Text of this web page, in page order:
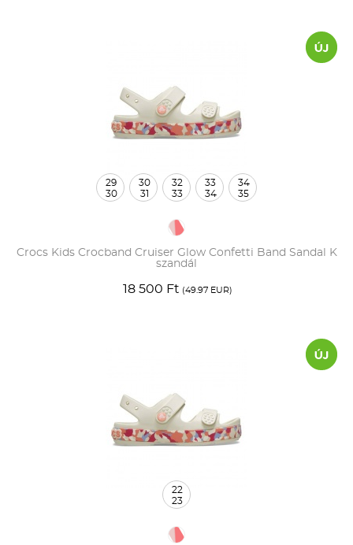
Crocs Kids Crocband Cruiser Glow Confetti Band Sandal K
szandál
18 500 Ft (49.97 EUR)
29
30
30
31
32
33
33
34
34
35
22
23